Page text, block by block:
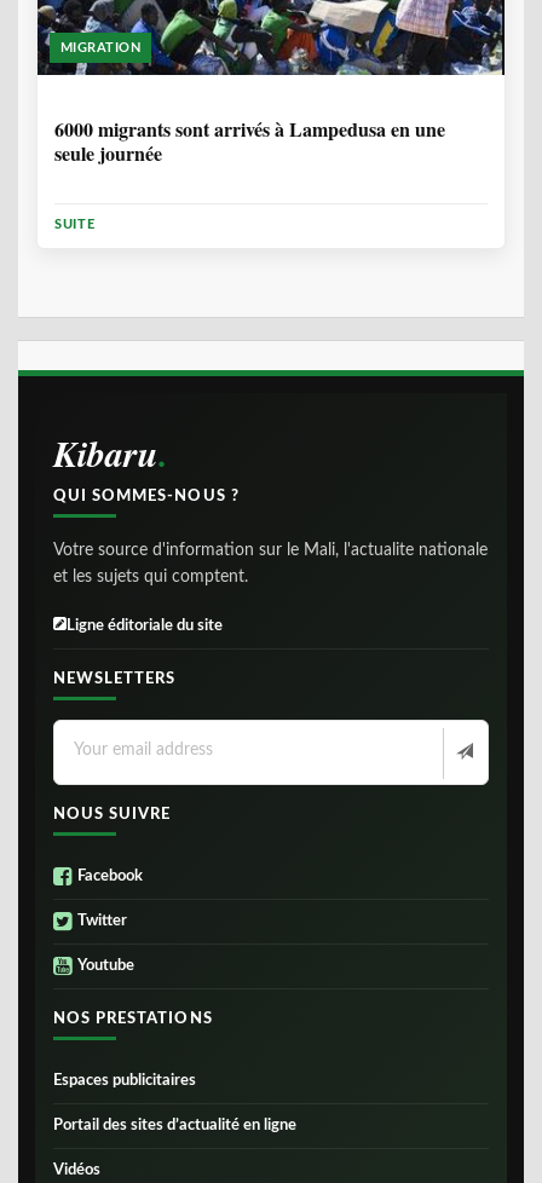
MIGRATION
6000 migrants sont arrivés à Lampedusa en une
seule journée
SUITE
Kibaru
QUI SOMMES-NOUS ?
Votre source d'information sur le Mali, l'actualite nationale
et les sujets qui comptent.
Ligne éditoriale du site
NEWSLETTERS
NOUS SUIVRE
Facebook
Twitter
Youtube
NOS PRESTATIONS
Espaces publicitaires
Portail des sites d’actualité en ligne
Vidéos